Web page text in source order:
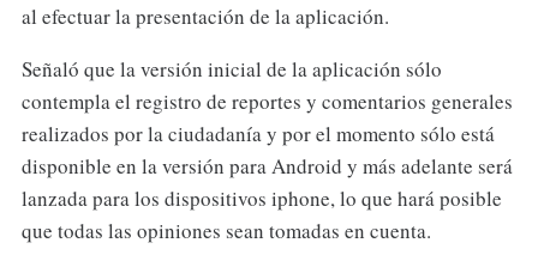
al efectuar la presentación de la aplicación.
Señaló que la versión inicial de la aplicación sólo
contempla el registro de reportes y comentarios generales
realizados por la ciudadanía y por el momento sólo está
disponible en la versión para Android y más adelante será
lanzada para los dispositivos iphone, lo que hará posible
que todas las opiniones sean tomadas en cuenta.